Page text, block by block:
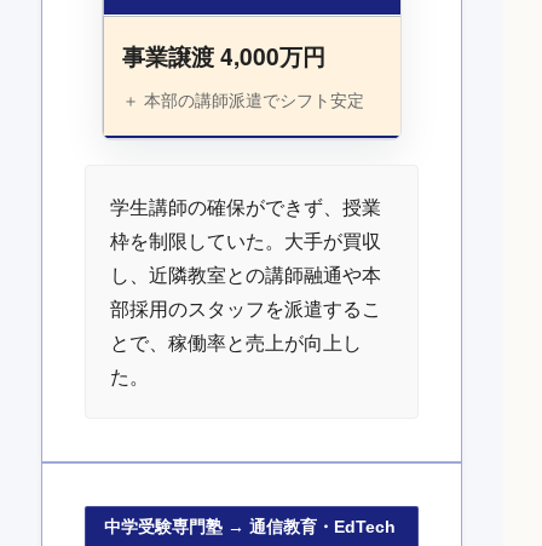
事業譲渡 4,000万円
＋ 本部の講師派遣でシフト安定
学生講師の確保ができず、授業
枠を制限していた。大手が買収
し、近隣教室との講師融通や本
部採用のスタッフを派遣するこ
とで、稼働率と売上が向上し
た。
中学受験専門塾 → 通信教育・EdTech